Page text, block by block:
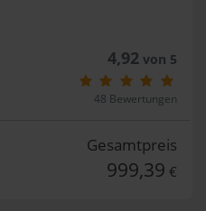
4,92von 5
48 Bewertungen
Gesamtpreis
999,39 €